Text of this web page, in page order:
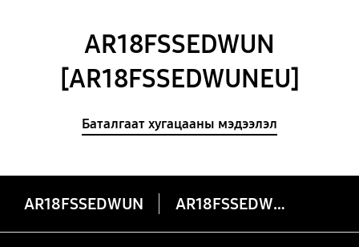
AR18FSSEDWUN
[AR18FSSEDWUNEU]
Баталгаат хугацааны мэдээлэл
AR18FSSEDWUN AR18FSSEDWUN